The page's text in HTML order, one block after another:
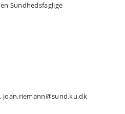
Sundhedsfaglige
joan.riemann@sund.ku.dk